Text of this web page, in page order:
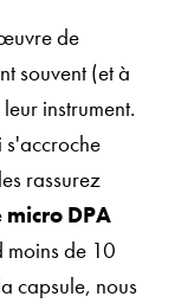
de
souvent (et à
instrument.
s'accroche
rassurez
micro DPA
moins de 10
capsule, nous